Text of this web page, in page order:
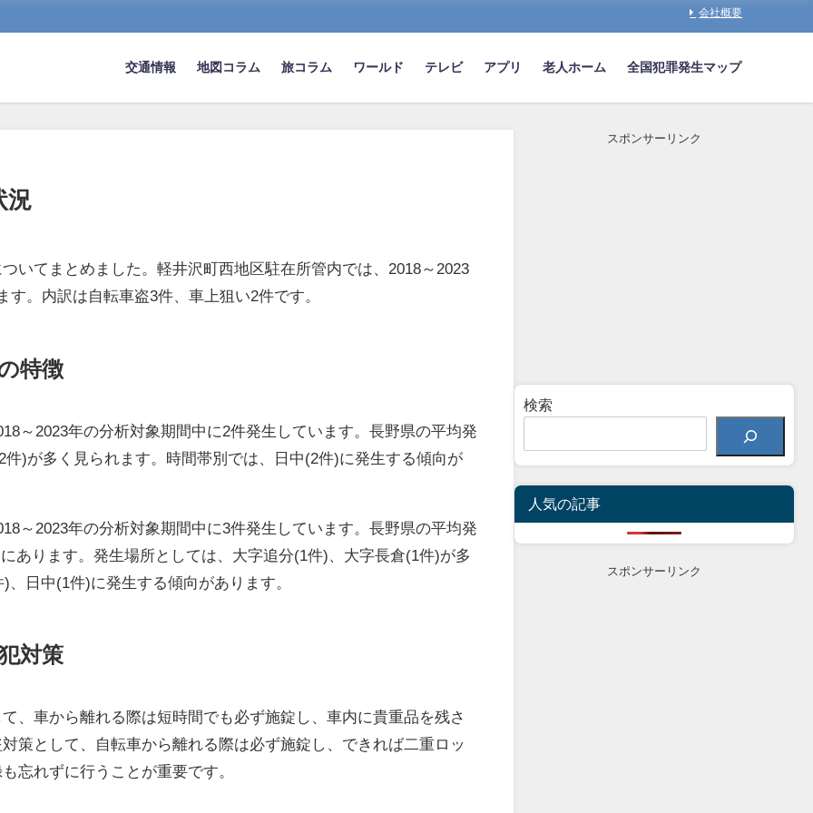
会社概要
交通情報 地図コラム 旅コラム ワールド テレビ アプリ 老人ホーム 全国犯罪発生マップ
況
いてまとめました。軽井沢町西地区駐在所管内では、2018～2023
。内訳は自転車盗3件、車上狙い2件です。
特徴
～2023年の分析対象期間中に2件発生しています。長野県の平均発
)が多く見られます。時間帯別では、日中(2件)に発生する傾向が
～2023年の分析対象期間中に3件発生しています。長野県の平均発
あります。発生場所としては、大字追分(1件)、大字長倉(1件)が多
日中(1件)に発生する傾向があります。
対策
、車から離れる際は短時間でも必ず施錠し、車内に貴重品を残さ
策として、自転車から離れる際は必ず施錠し、できれば二重ロッ
忘れずに行うことが重要です。
スポンサーリンク
検索
人気の記事
スポンサーリンク